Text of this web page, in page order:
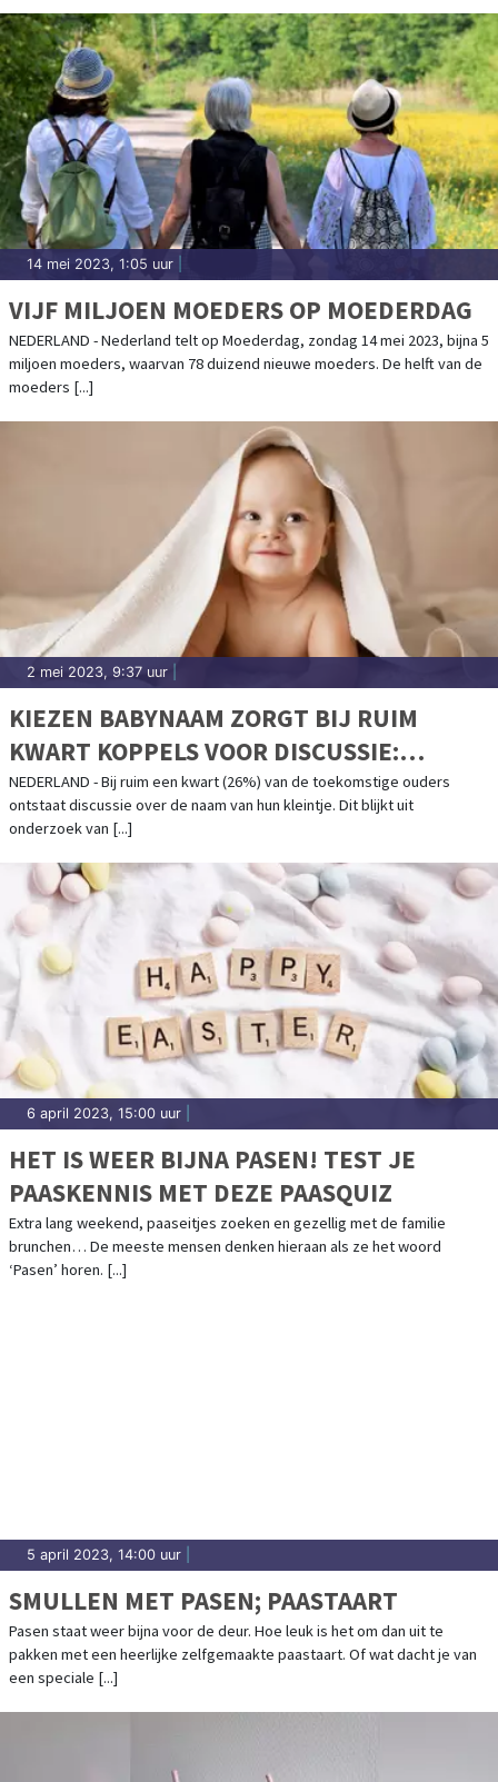
14 mei 2023, 1:05 uur
VIJF MILJOEN MOEDERS OP MOEDERDAG
NEDERLAND - Nederland telt op Moederdag, zondag 14 mei 2023, bijna 5
miljoen moeders, waarvan 78 duizend nieuwe moeders. De helft van de
moeders [...]
2 mei 2023, 9:37 uur
KIEZEN BABYNAAM ZORGT BIJ RUIM
KWART KOPPELS VOOR DISCUSSIE:
GEHEIMHOUDEN NAAM BIJ EEN OP TIEN
NIET GELUKT
NEDERLAND - Bij ruim een kwart (26%) van de toekomstige ouders
ontstaat discussie over de naam van hun kleintje. Dit blijkt uit
onderzoek van [...]
6 april 2023, 15:00 uur
HET IS WEER BIJNA PASEN! TEST JE
PAASKENNIS MET DEZE PAASQUIZ
Extra lang weekend, paaseitjes zoeken en gezellig met de familie
brunchen… De meeste mensen denken hieraan als ze het woord
‘Pasen’ horen. [...]
5 april 2023, 14:00 uur
SMULLEN MET PASEN; PAASTAART
Pasen staat weer bijna voor de deur. Hoe leuk is het om dan uit te
pakken met een heerlijke zelfgemaakte paastaart. Of wat dacht je van
een speciale [...]